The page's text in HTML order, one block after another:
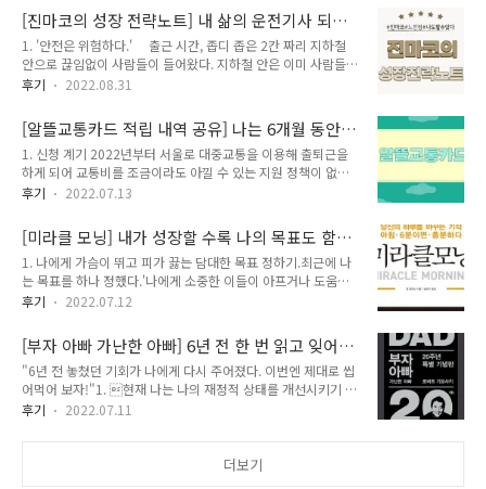
에도 크게 변화하는 건 없다.3. 눈에 보이는 변화를 생각하고 원
하고 있으니 눈에 보이지 않는 변화에 금세 실망하게된다.4. 의
욕은 순식간에 사그라들고 독서와 글쓰기를 안하게 되고 다시 방
에 누워 이전과 같이 유튜브를 본다.5. 그래서 변하지 않는 삶에
불만은 쌓이지만 계속 시간은 흘러간다.6. 불만족, 불안감이라는
감명 깊었었던 문장을 넣으면 어떻게 될까? 1. 독서와 글쓰기를
한다..
[진마코의 성장 전략노트] 내 삶의 운전기사 되기
위한 성장 전략 세우기
1. '안전은 위험하다.' 출근 시간, 좁디 좁은 2칸 짜리 지하철
안으로 끊임없이 사람들이 들어왔다. 지하철 안은 이미 사람들로
꽉 찼지만 지하철 천장을 붙잡고서라도꼭 타고야 말겠다는 사람
고등이 울렸다. ‘이대로 괜찮은가?’ 포화 상태의 지하철 승강장
은 금방 익숙해지고 잊혀진다. 이럴 땐 뇌의 기억력에 감탄한
다. 필요 없는 정보들은 모두 잊어버리니 말이다.그런데 다시 같
은 의문이 올라왔다. ‘이것이 최선인가?’ 출퇴근 시간 외의 일정
은 평온하다. 일정한 수입, 자유로운 주말이 있다. 풍족하진 않아
온다. ‘넌 이걸로 만족해?’ 지금 이대로 가면 위험하다. 2. 내 삶
의 방향..
후기 2022.08.31
[알뜰교통카드 적립 내역 공유] 나는 6개월 동안
얼마나 돌려 받았을까?
1. 신청 계기 2022년부터 서울로 대중교통을 이용해 출퇴근을
하게 되어 교통비를 조금이라도 아낄 수 있는 지원 정책이 없을
까 검색하다가 알게 되었습니다. 시간이 갈수록 교통비도 함께
통비의 부담이 가중될 것이라는 생각이 들었습니다. 실제로 제가
다니고 있는 회사의 동료 분은 대중교통비만 한 달에 100만원
넘게 지출하셨고 거기에 야간 작업으로 인한 택시비까지 합치면
100만원은 훌쩍 넘는 돈을 교통비로 지출하셨다는 이야기를 들
었습니다. 그 이야기를 듣고 무척 놀랐습니다. 그리고 나에게도
니다. 그래서 이런 교통비 증가 부담을 덜기 위해서 저에게 이 알
뜰교통카드 혜택은 정말로 소중..
후기 2022.07.13
[미라클 모닝] 내가 성장할 수록 나의 목표도 함
께 진화한다.
1. 나에게 가슴이 뛰고 피가 끓는 담대한 목표 정하기.최근에 나
는 목표를 하나 정했다.'나에게 소중한 이들이 아프거나 도움이
필요할 때 언제든 곁에 있을 수 있고 경제적인 도움까지 주고 싶
일 하느라 아이들의 성장을 함께 할 수 없는 삶이 아니라 일을 하
지 않아도 자본 소득을 통해 경제적 여유를 얻고 그 시간에 한 번
뿐인 아이들의 성장을 함께 하는 삶을 보내고 싶다. 또한 나는 고
양이를 무척 좋아한다. 그렇지만 현재 부모님과 함께 살고 있어
서 고양이를 키우지 못하고 있다. 그래서 내가 마음대로 할 수 없
후기 2022.07.12
[부자 아빠 가난한 아빠] 6년 전 한 번 읽고 잊어
버렸던 책이 다시 나를 찾아왔다.
"6년 전 놓쳤던 기회가 나에게 다시 주어졌다. 이번엔 제대로 씹
어먹어 보자!"1. 현재 나는 나의 재정적 상태를 개선시키기 위
해 몇 가지의 금융적인 해결책을 제시할 수 있을까?지금의 나는
급여를 올릴 수 있는 기회는 1년에 단 한 번이다. 그것도 오를지
후기 2022.07.11
더보기